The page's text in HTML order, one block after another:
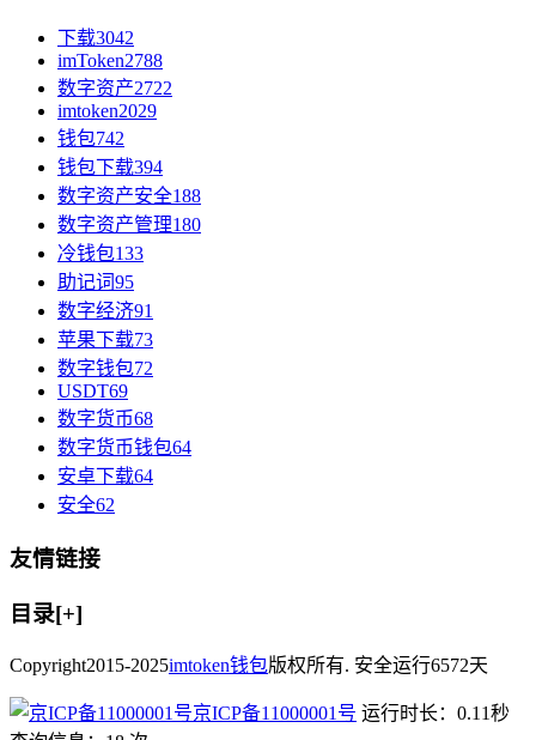
下载3042
imToken2788
数字资产2722
imtoken2029
钱包742
钱包下载394
数字资产安全188
数字资产管理180
冷钱包133
助记词95
数字经济91
苹果下载73
数字钱包72
USDT69
数字货币68
数字货币钱包64
安卓下载64
安全62
友情链接
目录[+]
Copyright2015-2025imtoken钱包版权所有. 安全运行6572天
京ICP备11000001号 运行时长：0.11秒